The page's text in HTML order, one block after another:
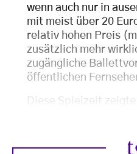
wenn auch nur in
mit meist über 20
relativ hohen Preis
zusätzlich mehr
zugängliche
öffentlichen
Diese Spielzeit